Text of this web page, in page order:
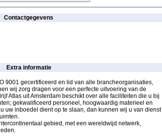
Contactgegevens
Extra informatie
9001 gecertificeerd en lid van alle brancheorganisaties,
wij zorg dragen voor een perfecte uitvoering van de
Atlas uit Amsterdam beschikt over alle faciliteiten die u bij
gekwalificeerd personeel, hoogwaardig materieel en
uw inboedel dient op te slaan, dan kunnen wij u van dienst
gebied, met een wereldwijd netwerk,